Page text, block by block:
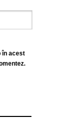
în acest